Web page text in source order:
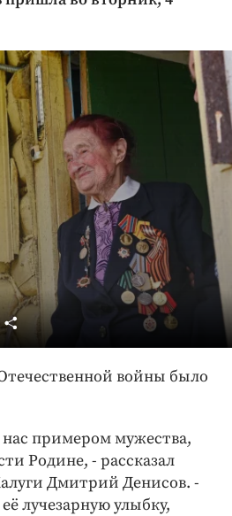
и ЖКХ
войны было
нас примером мужества,
Родине, - рассказал
Дмитрий Денисов. -
лучезарную улыбку,